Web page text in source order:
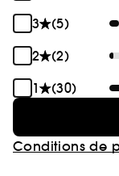
3
(5)
2
(2)
1
(30)
Conditions de